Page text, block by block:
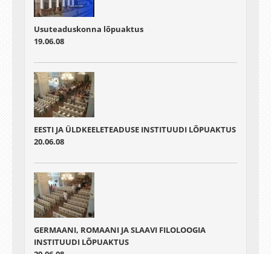
Usuteaduskonna lõpuaktus
19.06.08
EESTI JA ÜLDKEELETEADUSE INSTITUUDI LÕPUAKTUS
20.06.08
GERMAANI, ROMAANI JA SLAAVI FILOLOOGIA
INSTITUUDI LÕPUAKTUS